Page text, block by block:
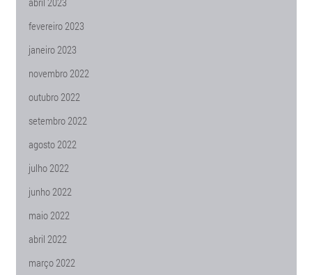
fevereiro 2023
janeiro 2023
novembro 2022
outubro 2022
setembro 2022
agosto 2022
julho 2022
junho 2022
maio 2022
abril 2022
março 2022